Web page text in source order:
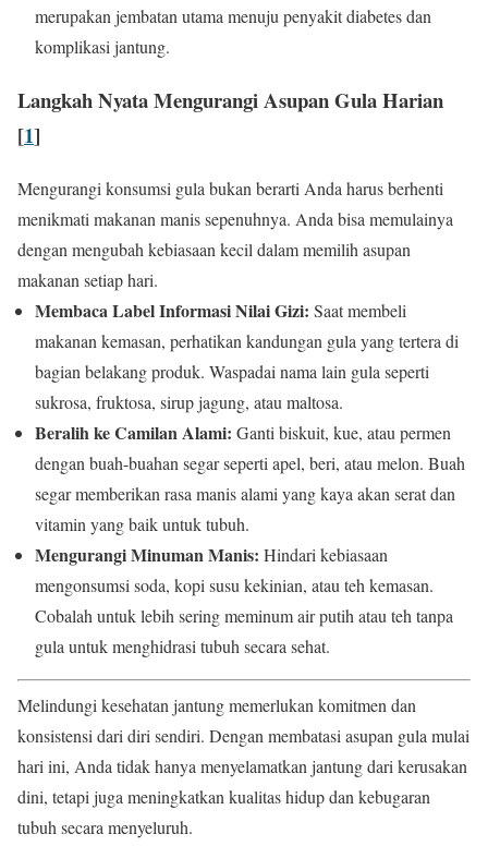
merupakan jembatan utama menuju penyakit diabetes dan
komplikasi jantung.
Langkah Nyata Mengurangi Asupan Gula Harian
[1]
Mengurangi konsumsi gula bukan berarti Anda harus berhenti
menikmati makanan manis sepenuhnya. Anda bisa memulainya
dengan mengubah kebiasaan kecil dalam memilih asupan
makanan setiap hari.
Membaca Label Informasi Nilai Gizi: Saat membeli
makanan kemasan, perhatikan kandungan gula yang tertera di
bagian belakang produk. Waspadai nama lain gula seperti
sukrosa, fruktosa, sirup jagung, atau maltosa.
Beralih ke Camilan Alami: Ganti biskuit, kue, atau permen
dengan buah-buahan segar seperti apel, beri, atau melon. Buah
segar memberikan rasa manis alami yang kaya akan serat dan
vitamin yang baik untuk tubuh.
Mengurangi Minuman Manis: Hindari kebiasaan
mengonsumsi soda, kopi susu kekinian, atau teh kemasan.
Cobalah untuk lebih sering meminum air putih atau teh tanpa
gula untuk menghidrasi tubuh secara sehat.
Melindungi kesehatan jantung memerlukan komitmen dan
konsistensi dari diri sendiri. Dengan membatasi asupan gula mulai
hari ini, Anda tidak hanya menyelamatkan jantung dari kerusakan
dini, tetapi juga meningkatkan kualitas hidup dan kebugaran
tubuh secara menyeluruh.